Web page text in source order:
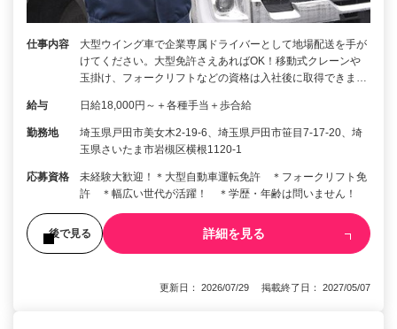
仕事内容
大型ウイング車で企業専属ドライバーとして地場配送を手が
けてください。大型免許さえあればOK！移動式クレーンや
玉掛け、フォークリフトなどの資格は入社後に取得できま…
給与 日給18,000円～＋各種手当＋歩合給
勤務地
埼玉県戸田市美女木2-19-6、埼玉県戸田市笹目7-17-20、埼
玉県さいたま市岩槻区横根1120-1
応募資格
未経験大歓迎！＊大型自動車運転免許 ＊フォークリフト免
許 ＊幅広い世代が活躍！ ＊学歴・年齢は問いません！
後で見る 詳細を見る
更新日： 2026/07/29 掲載終了日： 2027/05/07